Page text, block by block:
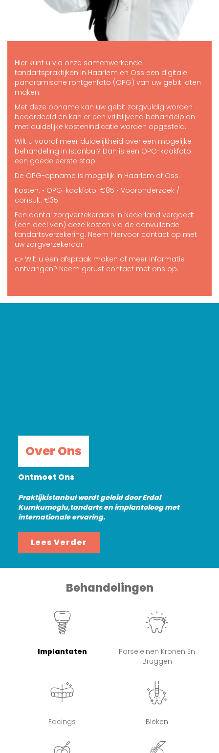
Hier kunt u via onze samenwerkende
tandartspraktijken in Haarlem en Oss een digitale
panoramische röntgenfoto (OPG) van uw gebit laten
maken.
Met deze opname kan uw gebit zorgvuldig worden
beoordeeld en kan er een vrijblijvend behandelplan
met duidelijke kostenindicatie worden opgesteld.
Wilt u vooraf meer duidelijkheid over een mogelijke
behandeling in Istanbul? Dan is een OPG-kaakfoto
een goede eerste stap.
De OPG-opname is mogelijk in Haarlem of Oss.
Kosten: • OPG-kaakfoto: €85 • Vooronderzoek /
consult: €35
Een aantal zorgverzekeraars in Nederland vergoedt
(een deel van) deze kosten via de aanvullende
tandartsverzekering. Neem hiervoor contact op met
uw zorgverzekeraar.
👉 Wilt u een afspraak maken of meer informatie
ontvangen? Neem gerust contact met ons op.
Over Ons
Ontmoet Ons
Praktijkistanbul wordt geleid door Erdal
Kumkumoglu,tandarts en implantoloog met
internationale ervaring.
Lees Verder
Behandelingen
Implantaten
Porseleinen Kronen En
Bruggen
Facings Bleken